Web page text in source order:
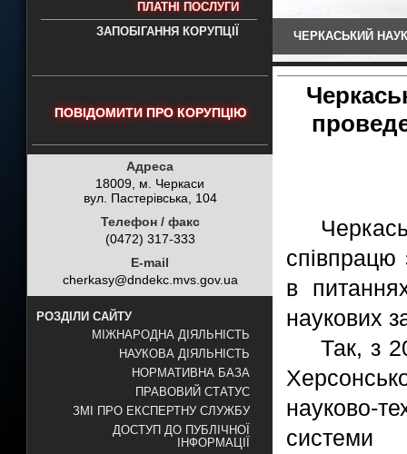
науково-дослідний експертно-
- проведення всих видів судових
експертиз
ПЛАТНІ ПОСЛУГИ
ЗАПОБІГАННЯ КОРУПЦІЇ
ЧЕРКАСЬКИЙ
ПОВІДОМИТИ ПРО КОРУПЦІЮ
Адреса
18009, м. Черкаси
вул. Пастерівська, 104
Телефон / факс
(0472) 317-333
E-mail
cherkasy@dndekc.mvs.gov.ua
РОЗДІЛИ САЙТУ
МІЖНАРОДНА ДІЯЛЬНІСТЬ
НАУКОВА ДІЯЛЬНІСТЬ
НОРМАТИВНА БАЗА
ПРАВОВИЙ СТАТУС
ЗМІ ПРО ЕКСПЕРТНУ СЛУЖБУ
ДОСТУП ДО ПУБЛІЧНОЇ
ІНФОРМАЦІЇ
в
наукових
Так, з
науково-
системи